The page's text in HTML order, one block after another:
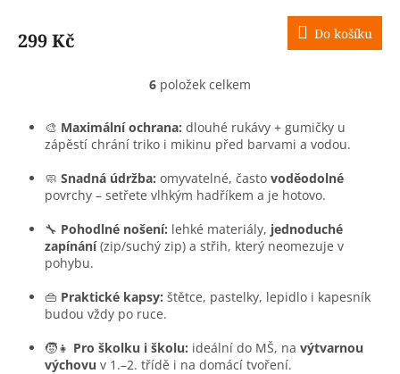
299 Kč Do košíku
O
l
á
a
c
p
r
y
p
i
6 položek celkem
🎨 Maximální ochrana: dlouhé rukávy + gumičky u
zápěstí chrání triko i mikinu před barvami a vodou.
🧼 Snadná údržba: omyvatelné, často voděodolné
povrchy – setřete vlhkým hadříkem a je hotovo.
🔧 Pohodlné nošení: lehké materiály, jednoduché
zapínání(zip/suchý zip) a střih, který neomezuje v
pohybu.
👜 Praktické kapsy: štětce, pastelky, lepidlo i kapesník
budou vždy po ruce.
🧒👧 Pro školku i školu: ideální do MŠ, na výtvarnou
výchovu v 1.–2. třídě i na domácí tvoření.